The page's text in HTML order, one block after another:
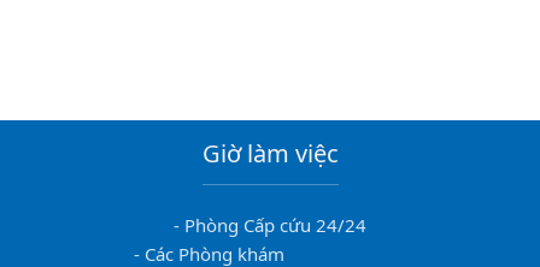
Giờ làm việc
- Phòng Cấp cứu 24/24
- Các Phòng khám